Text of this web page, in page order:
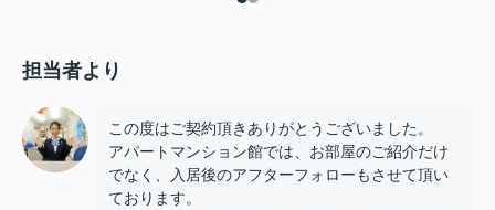
担当者より
この度はご契約頂きありがとうございました。
アパートマンション館では、お部屋のご紹介だけ
でなく、入居後のアフターフォローもさせて頂い
ております。